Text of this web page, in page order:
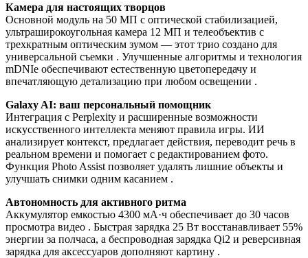
Камера для настоящих творцов
Основной модуль на 50 МП с оптической стабилизацией,
ультраширокоугольная камера 12 МП и телеобъектив с
трехкратным оптическим зумом — этот трио создано для
универсальной съемки . Улучшенные алгоритмы и технология
mDNIe обеспечивают естественную цветопередачу и
впечатляющую детализацию при любом освещении .
Galaxy AI: ваш персональный помощник
Интеграция с Perplexity и расширенные возможности
искусственного интеллекта меняют правила игры. ИИ
анализирует контекст, предлагает действия, переводит речь в
реальном времени и помогает с редактированием фото.
Функция Photo Assist позволяет удалять лишние объекты и
улучшать снимки одним касанием .
Автономность для активного ритма
Аккумулятор емкостью 4300 мА·ч обеспечивает до 30 часов
просмотра видео . Быстрая зарядка 25 Вт восстанавливает 55%
энергии за полчаса, а беспроводная зарядка Qi2 и реверсивная
зарядка для аксессуаров дополняют картину .